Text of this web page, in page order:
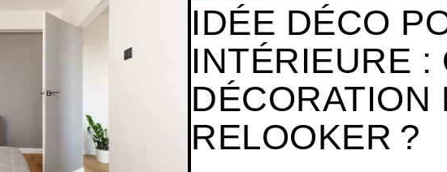
IDÉE DÉCO
INTÉRIEURE :
DÉCORATION
RELOOKER ?